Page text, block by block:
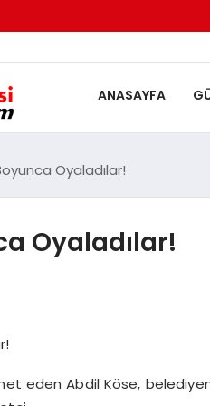
ANASAYFA
Oyaladılar!
Oyaladılar!
eden Abdil Köse,